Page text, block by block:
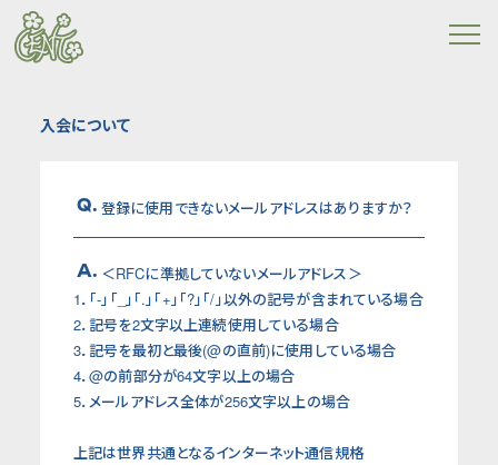
入会について
Q. 登録に使用できないメールアドレスはありますか？
A. ＜RFCに準拠していないメールアドレス＞
1．「-」「_」「.」「+」「?」「/」以外の記号が含まれている場合
2．記号を2文字以上連続使用している場合
3．記号を最初と最後(@の直前)に使用している場合
4．@の前部分が64文字以上の場合
5．メールアドレス全体が256文字以上の場合
上記は世界共通となるインターネット通信規格